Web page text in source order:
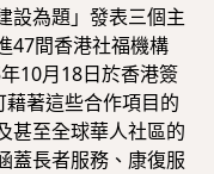
設為題」發表三個主
47間香港社福機構
10月18日於香港簽
著這些合作項目的
甚至全球華人社區的
蓋長者服務、康復服